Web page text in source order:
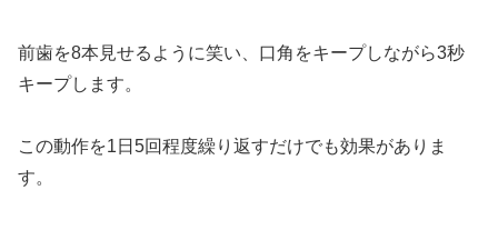
前歯を8本見せるように笑い、口角をキープしながら3秒
キープします。
この動作を1日5回程度繰り返すだけでも効果がありま
す。